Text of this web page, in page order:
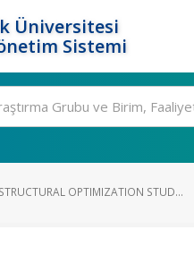
Üniversitesi
Sistemi
OPTIMIZATION STUD...